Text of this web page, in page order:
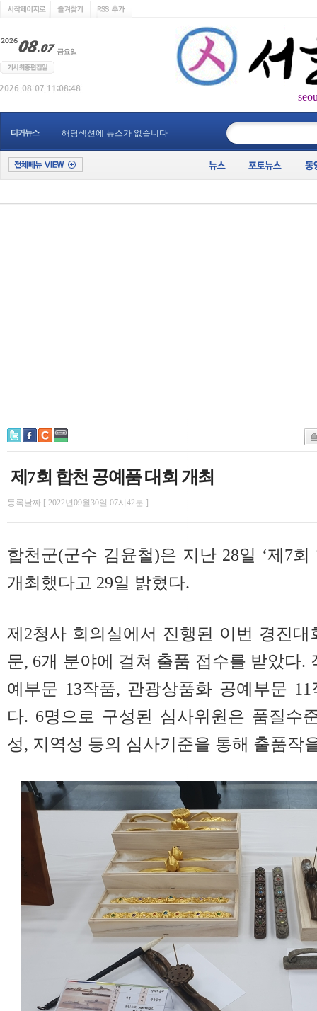
티커뉴스 해당섹션에 뉴스가 없습니다
제7회 합천 공예품 대회 개최
등록날짜 [ 2022년09월30일 07시42분 ]
합천군(군수 김윤철)은 지난 28일 ‘제7
개최했다고 29일 밝혔다.
제2청사 회의실에서 진행된 이번 경진대
문, 6개 분야에 걸쳐 출품 접수를 받았다.
예부문 13작품, 관광상품화 공예부문
다. 6명으로 구성된 심사위원은 품질수
성, 지역성 등의 심사기준을 통해 출품작